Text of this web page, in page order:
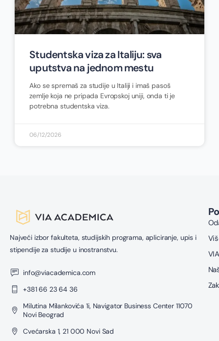
Studentska viza za Italiju: sva
uputstva na jednom mestu
Ako se spremaš za studije u Italiji i imaš pasoš
zemlje koja ne pripada Evropskoj uniji, onda ti je
potrebna studentska viza.
06/12/2026
Najveći izbor fakulteta, studijskih programa, apliciranje, upis i
stipendije za studije u inostranstvu.
info@viacademica.com
+381 66 23 64 36
Milutina Milankovića 1i, Navigator Business Center 11070
Novi Beograd
Cvećarska 1, 21 000 Novi Sad